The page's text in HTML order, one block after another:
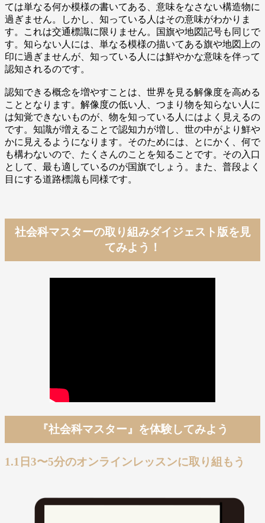
ては単なる何か模様の書いてある、意味をなさない構造物に
過ぎません。しかし、知っている人はその意味がわかりま
す。これは交通標識に限りません。国旗や地図記号も同じで
す。知らない人には、単なる模様の描いてある旗や地図上の
印に過ぎませんが、知っている人には鮮やかな意味を伴って
認知されるのです。
認知できる概念を増やすことは、世界を見る解像度を高める
こととなります。解像度の低い人、つまり物を知らない人に
は知覚できないものが、物を知っている人にはよく見えるの
です。知識が増えることで認知力が増し、世の中がより鮮や
かに見えるようになります。そのためには、とにかく、何で
も構わないので、たくさんのことを知ることです。その入口
として、最も適しているのが国旗でしょう。また、普段よく
目にする道路標識も同様です。
社会科マスターの取り組みダイジェスト版を見
てみよう！
『社会科マスター』を体験してみよう
1.1日3〜5分のオンラインレッスンに取り組もう